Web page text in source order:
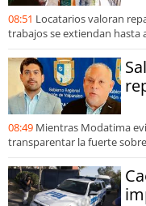
08:51 Locatarios valoran
trabajos se extiendan hasta
08:49 Mientras Modatima
transparentar la fuerte